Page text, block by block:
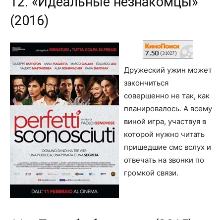
(2016)
Дружеский ужин может
закончиться
совершенно не так, как
планировалось. А всему
виной игра, участвуя в
которой нужно читать
пришедшие смс вслух и
отвечать на звонки по
громкой связи.